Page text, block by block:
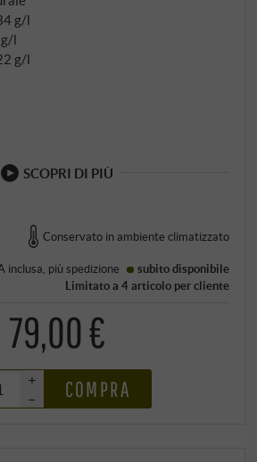
g/l
l
g/l
SCOPRI DI PIÙ
Conservato in ambiente climatizzato
inclusa, piùspedizione
subito disponibile
Limitato a 4 articolo per cliente
79,00 €
+
–
COMPRA